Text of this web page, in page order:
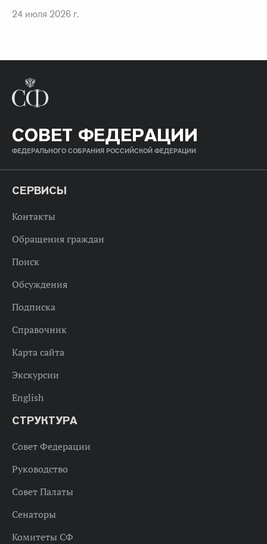
24 июля 2026 г.
СОВЕТ ФЕДЕРАЦИИ
ФЕДЕРАЛЬНОГО СОБРАНИЯ РОССИЙСКОЙ ФЕДЕРАЦИИ
СЕРВИСЫ
Контакты
Обращения граждан
Поиск
Обсуждения
Подписка
Справочник
Карта сайта
Экскурсии
English
СТРУКТУРА
Совет Федерации
Руководство
Совет Палаты
Сенаторы
Комитеты СФ